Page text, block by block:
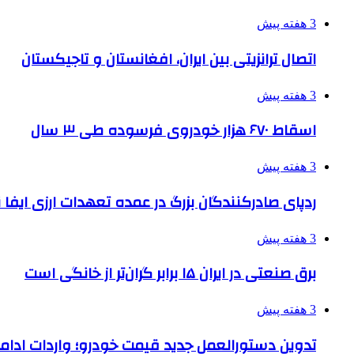
3 هفته پیش
اتصال ترانزیتی بین ایران، افغانستان و تاجیکستان
3 هفته پیش
اسقاط ۶۷۰ هزار خودروی فرسوده طی ۳ سال
3 هفته پیش
ردپای صادرکنندگان بزرگ در عمده تعهدات ارزی
3 هفته پیش
برق صنعتی در ایران ۱۵ برابر گران‌تر از خانگی است
3 هفته پیش
تدوین دستورالعمل جدید قیمت خودرو؛ واردات